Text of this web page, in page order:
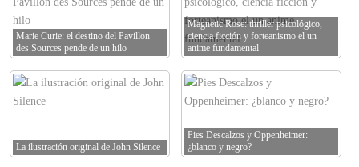
Marie Curie: el destino del Pavillon
des Sources pende de un hilo
Magnetic Rose: thriller psicológico,
ciencia ficción y forteanismo el un
anime fundamental
La ilustración original de John Silence
Pies Descalzos y Oppenheimer:
¿blanco y negro?